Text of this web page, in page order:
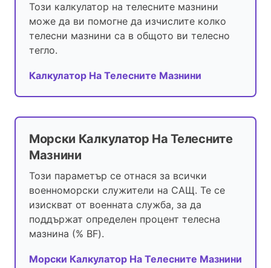
Този калкулатор на телесните мазнини
може да ви помогне да изчислите колко
телесни мазнини са в общото ви телесно
тегло.
Калкулатор На Телесните Мазнини
Морски Калкулатор На Телесните
Мазнини
Този параметър се отнася за всички
военноморски служители на САЩ. Те се
изискват от военната служба, за да
поддържат определен процент телесна
мазнина (% BF).
Морски Калкулатор На Телесните Мазнини